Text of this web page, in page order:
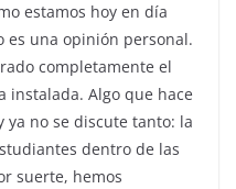
estamos hoy en día
es una opinión personal.
completamente el
instalada. Algo que hace
ya no se discute tanto: la
dentro de las
suerte, hemos